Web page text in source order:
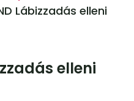
Lábizzadás elleni
elleni